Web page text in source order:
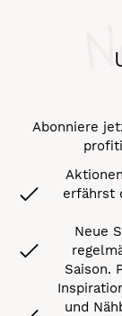
Abonniere
erfährst
Neue
Saison.
und